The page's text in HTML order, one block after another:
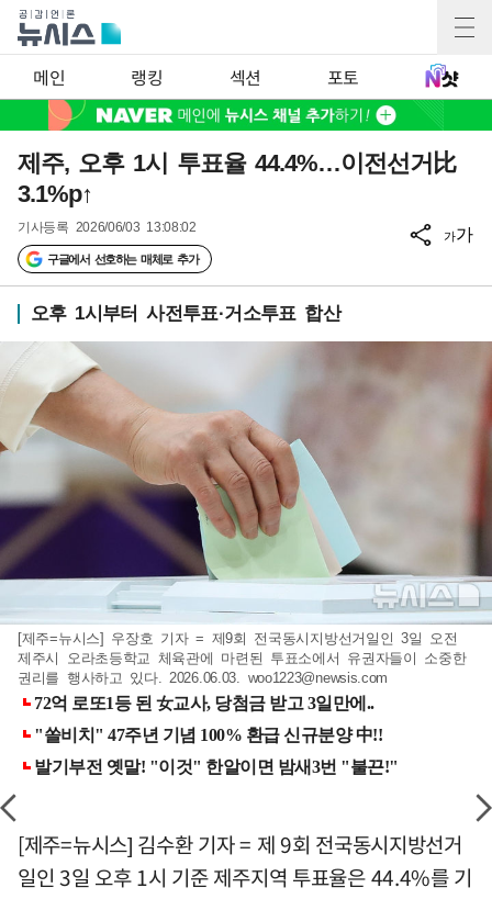
메인 랭킹 섹션 포토
제주, 오후 1시 투표율 44.4%…이전선거比
3.1%p↑
기사등록 2026/06/03 13:08:02
구글에서 선호하는 매체로 추가
가가
오후 1시부터 사전투표·거소투표 합산
[제주=뉴시스] 우장호 기자 = 제9회 전국동시지방선거일인 3일 오전
제주시 오라초등학교 체육관에 마련된 투표소에서 유권자들이 소중한
권리를 행사하고 있다. 2026.06.03. woo1223@newsis.com
[제주=뉴시스] 김수환 기자 = 제 9회 전국동시지방선거
일인 3일 오후 1시 기준 제주지역 투표율은 44.4%를 기